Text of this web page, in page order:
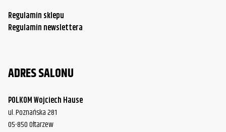
Regulamin sklepu
Regulamin newslettera
ADRES SALONU
POLKOM Wojciech Hause
ul. Poznańska 281
05-850 Ołtarzew